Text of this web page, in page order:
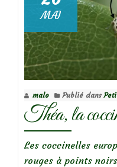
MAI
malo Publié dans
Théa, la
Les coccinelles
rouges à points